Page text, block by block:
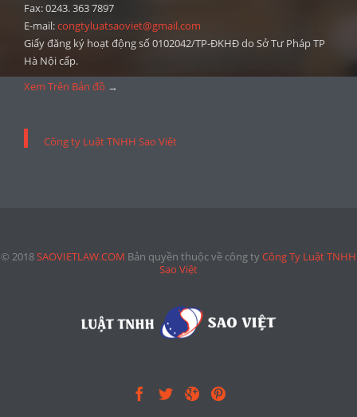
Fax: 0243. 363 7897
E-mail:congtyluatsaoviet@gmail.com
Giấy đăng ký hoạt động số 0102042/TP-ĐKHĐ do Sở Tư Pháp TP
Hà Nội cấp.
Xem Trên Bản đồ →
Công ty Luật TNHH Sao Việt
© 2018SAOVIETLAW.COM Bản quyền thuộc về công tyCông Ty Luật TNHH
Sao Việt
   